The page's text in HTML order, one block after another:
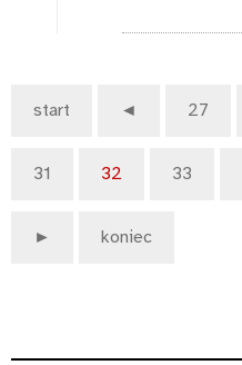
start ◄ 27
31 32 33
► koniec